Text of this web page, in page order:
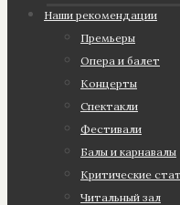
Наши рекомендации
Премьеры
Опера и балет
Концерты
Спектакли
Фестивали
Балы и карнавалы
Критические
Читальный зал